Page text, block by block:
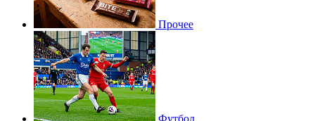
Прочее